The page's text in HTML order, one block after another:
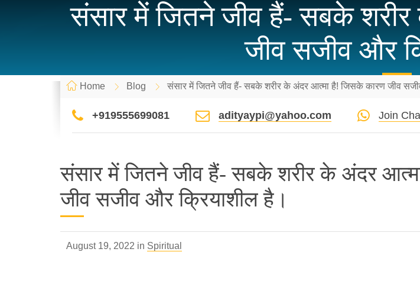
संसार में जितने जीव हैं- सबके
जीव सजीव और
Home Blog संसार में जितने जीव हैं- सबके शरीर के अंदर आत्मा है! जिसके कारण जीव
+919555699081 adityaypi@yahoo.com Join
संसार में जितने जीव हैं- सबके शरीर के अंदर
जीव सजीव और क्रियाशील है।
August 19, 2022 in Spiritual